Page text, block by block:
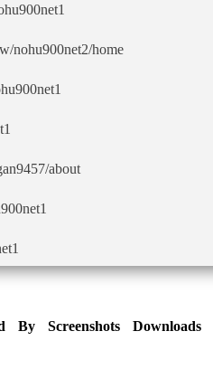
nohu900net2/home
about
By Screenshots Downloads